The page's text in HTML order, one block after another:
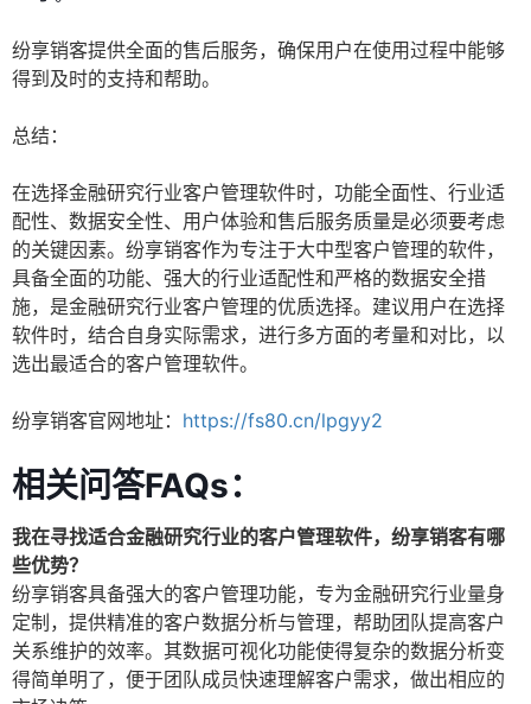
纷享销客提供全面的售后服务，确保用户在使用过程中能够
得到及时的支持和帮助。
总结：
在选择金融研究行业客户管理软件时，功能全面性、行业适
配性、数据安全性、用户体验和售后服务质量是必须要考虑
的关键因素。纷享销客作为专注于大中型客户管理的软件，
具备全面的功能、强大的行业适配性和严格的数据安全措
施，是金融研究行业客户管理的优质选择。建议用户在选择
软件时，结合自身实际需求，进行多方面的考量和对比，以
选出最适合的客户管理软件。
纷享销客官网地址： https://fs80.cn/lpgyy2
相关问答FAQs：
我在寻找适合金融研究行业的客户管理软件，纷享销客有哪
些优势？
纷享销客具备强大的客户管理功能，专为金融研究行业量身
定制，提供精准的客户数据分析与管理，帮助团队提高客户
关系维护的效率。其数据可视化功能使得复杂的数据分析变
得简单明了，便于团队成员快速理解客户需求，做出相应的